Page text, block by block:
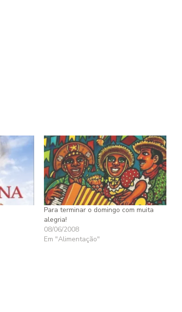
Para terminar o domingo com muita
alegria!
08/06/2008
Em "Alimentação"